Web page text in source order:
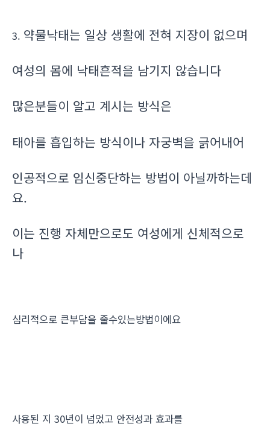
3. 약물낙태는 일상 생활에 전혀 지장이 없으며
여성의 몸에 낙태흔적을 남기지 않습니다
많은분들이 알고 계시는 방식은
태아를 흡입하는 방식이나 자궁벽을 긁어내어
인공적으로 임신중단하는 방법이 아닐까하는데
요.
이는 진행 자체만으로도 여성에게 신체적으로
나
심리적으로 큰부담을 줄수있는방법이에요
사용된 지 30년이 넘었고 안전성과 효과를